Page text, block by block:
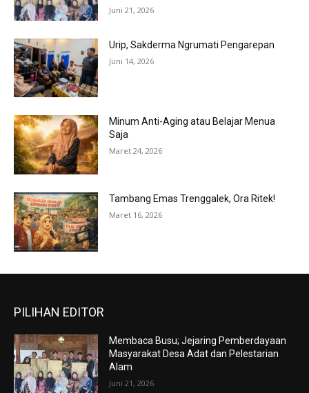
Juni 21, 2026
Urip, Sakderma Ngrumati Pengarepan
Juni 14, 2026
Minum Anti-Aging atau Belajar Menua
Saja
Maret 24, 2026
Tambang Emas Trenggalek, Ora Ritek!
Maret 16, 2026
PILIHAN EDITOR
Membaca Busu; Jejaring Pemberdayaan
Masyarakat Desa Adat dan Pelestarian
Alam
Juni 21, 2026